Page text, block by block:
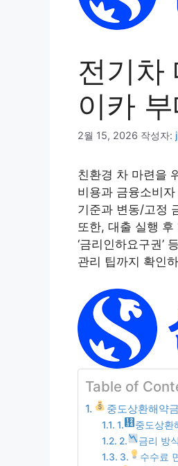
전기차
이카
2월 15, 2026 작성자:
친환경 차 마련을
비용과 금융소비
기준과 변동/고정
또한, 대출 실행 후
‘금리인하요구권’
관리 팁까지 확인
Table of
중도상환해약
1.
중도상환
2.
금리 방
3.
수수료